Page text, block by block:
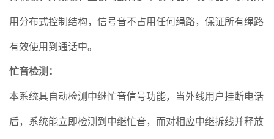
用分布式控制结构，信号音不占用任何绳路，保证所有绳路
有效使用到通话中。
忙音检测：
本系统具自动检测中继忙音信号功能，当外线用户挂断电话
后，系统能立即检测到中继忙音，而对相应中继拆线并释放